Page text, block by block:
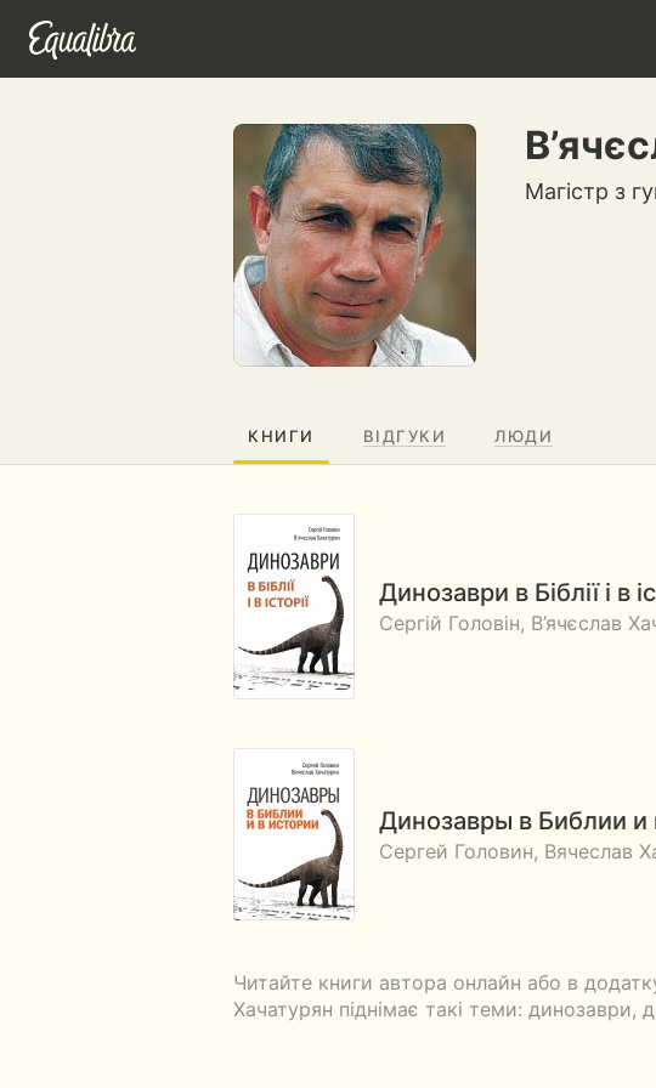
Магістр з
КНИГИ ВІДГУКИ ЛЮДИ
Динозаври в Біблії і в
Сергій Головін, В’ячєслав
Динозавры в Библии и
Сергей Головин, Вячеслав
Читайте книги автора онлайн або в
Хачатурян піднімає такі теми: динозаври,